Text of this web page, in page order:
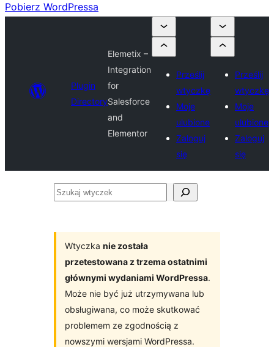
Pobierz WordPressa
Plugin
Directory
Elemetix –
Integration
for
Salesforce
and
Elementor
Prześlij
wtyczkę
Moje
ulubione
Zaloguj
się
Prześlij
wtyczkę
Moje
ulubione
Zaloguj
się
Szukaj
Wtyczka nie została
przetestowana z trzema ostatnimi
głównymi wydaniami WordPressa.
Może nie być już utrzymywana lub
obsługiwana, co może skutkować
problemem ze zgodnością z
nowszymi wersjami WordPressa.